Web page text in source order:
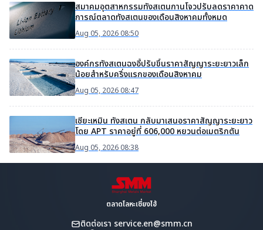
สมาคมอุตสาหกรรมทังสเตนกานโจวปรับลดราคาคาด
การณ์ตลาดทังสเตนของเดือนสิงหาคมทั้งหมด
Aug 05, 2026 08:50
องค์กรทังสเตนฉงอี้ปรับขึ้นราคาสัญญาระยะยาวเล็ก
น้อยสำหรับครึ่งแรกของเดือนสิงหาคม
Aug 05, 2026 08:47
เซียะเหมิน ทังสเตน กลับมาเสนอราคาสัญญาระยะยาว
โดย APT ราคาอยู่ที่ 606,000 หยวนต่อเมตริกตัน
Aug 05, 2026 08:38
ตลาดโลหะเซี่ยงไฮ้
ติดต่อเรา service.en@smm.cn